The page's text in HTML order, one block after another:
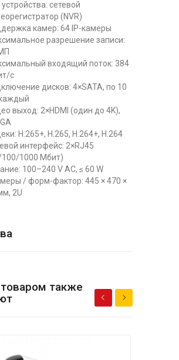
сетевой
(NVR)
камер: 64 IP-камеры
разрешение записи:
входящий поток: 384
с
дисков: 4×SATA, по 10
выход: 2×HDMI (один до 4K),
H.265+, H.265, H.264+, H.264
интерфейс: 2×RJ45
1000 Мбит)
100–240 V AC, ≤ 60 W
/ форм-фактор: 445 × 470 ×
2U
также